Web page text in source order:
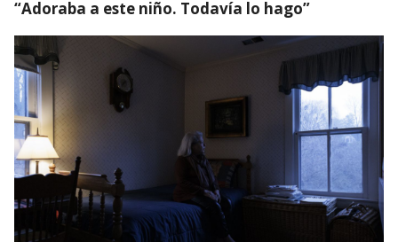
“Adoraba a este niño. Todavía lo hago”